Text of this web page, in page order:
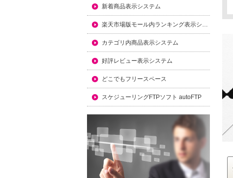
新着商品表示システム
楽天市場版モール内ランキング表示システム
カテゴリ内商品表示システム
好評レビュー表示システム
どこでもフリースペース
スケジューリングFTPソフト autoFTP